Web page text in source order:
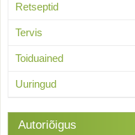
Retseptid
Tervis
Toiduained
Uuringud
Autoriõigus